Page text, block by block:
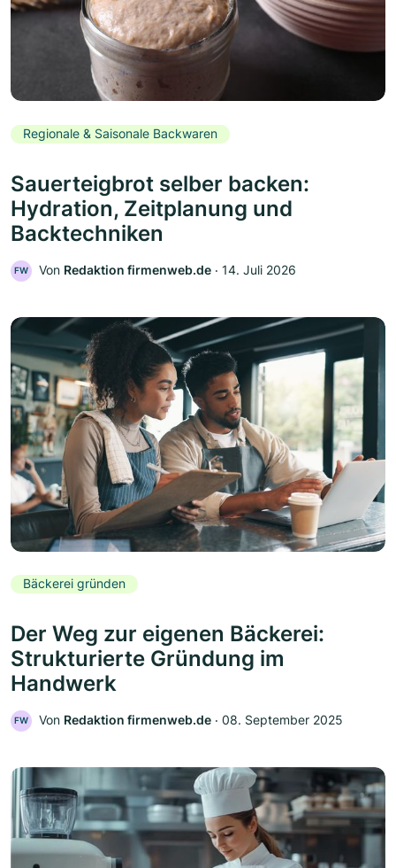
Regionale & Saisonale Backwaren
Sauerteigbrot selber backen:
Hydration, Zeitplanung und
Backtechniken
FW Von Redaktion firmenweb.de ‧ 14. Juli 2026
Bäckerei gründen
Der Weg zur eigenen Bäckerei:
Strukturierte Gründung im
Handwerk
FW Von Redaktion firmenweb.de ‧ 08. September 2025